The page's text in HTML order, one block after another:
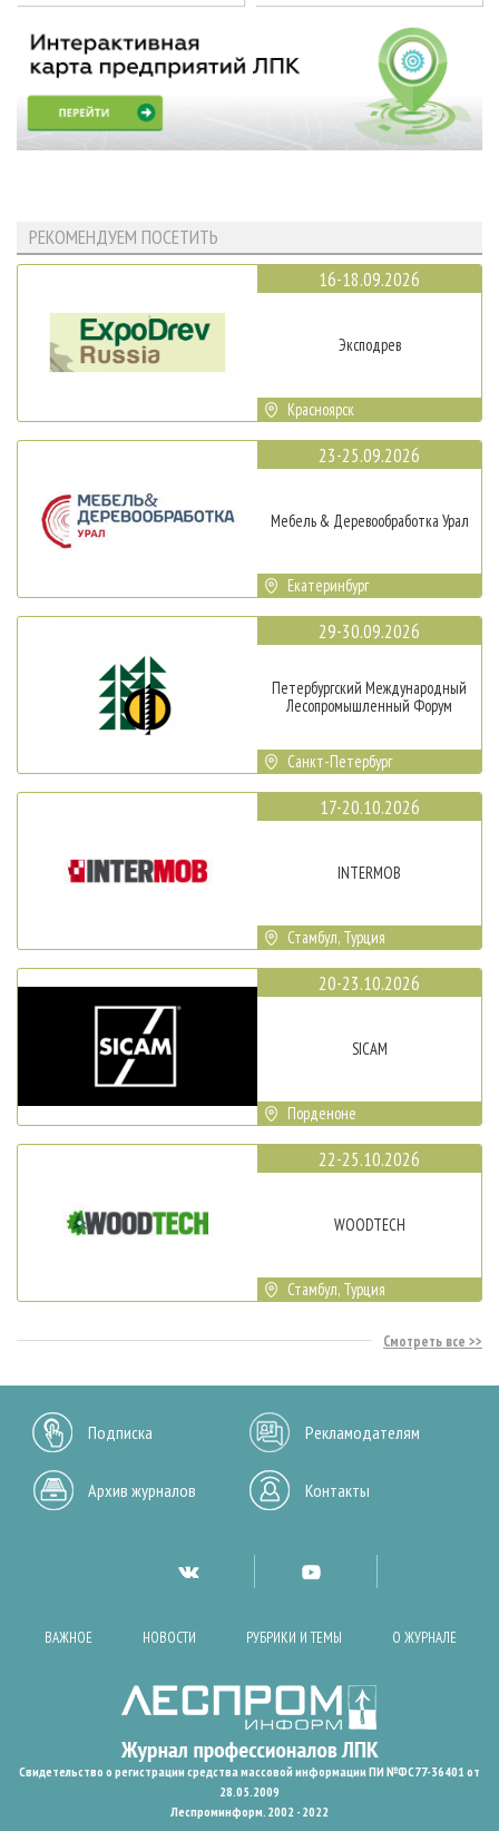
РЕКОМЕНДУЕМ ПОСЕТИТЬ
16-18.09.2026
Эксподрев
Красноярск
23-25.09.2026
Мебель & Деревообработка Урал
Екатеринбург
29-30.09.2026
Петербургский Международный
Лесопромышленный Форум
Санкт-Петербург
17-20.10.2026
INTERMOB
Стамбул, Турция
20-23.10.2026
SICAM
Порденоне
22-25.10.2026
WOODTECH
Стамбул, Турция
Смотреть все
Подписка Рекламодателям
Архив журналов Контакты
ВАЖНОЕ НОВОСТИ РУБРИКИ И ТЕМЫ О ЖУРНАЛЕ
Свидетельство о регистрации средства массовой информации ПИ №ФС77-36401 от
28.05.2009
Леспроминформ. 2002 - 2022